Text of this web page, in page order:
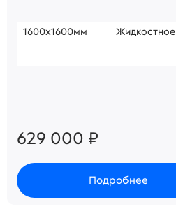
1600х1600мм Жидкостное
629 000 ₽
Подробнее